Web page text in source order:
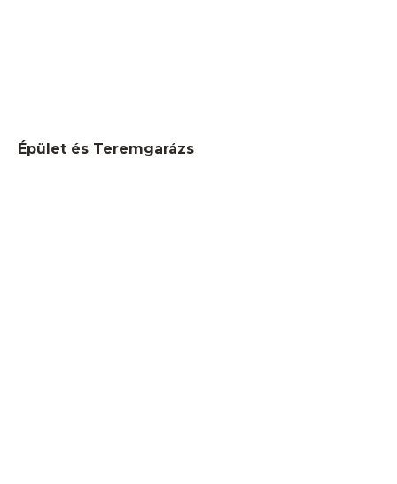
Épület és Teremgarázs